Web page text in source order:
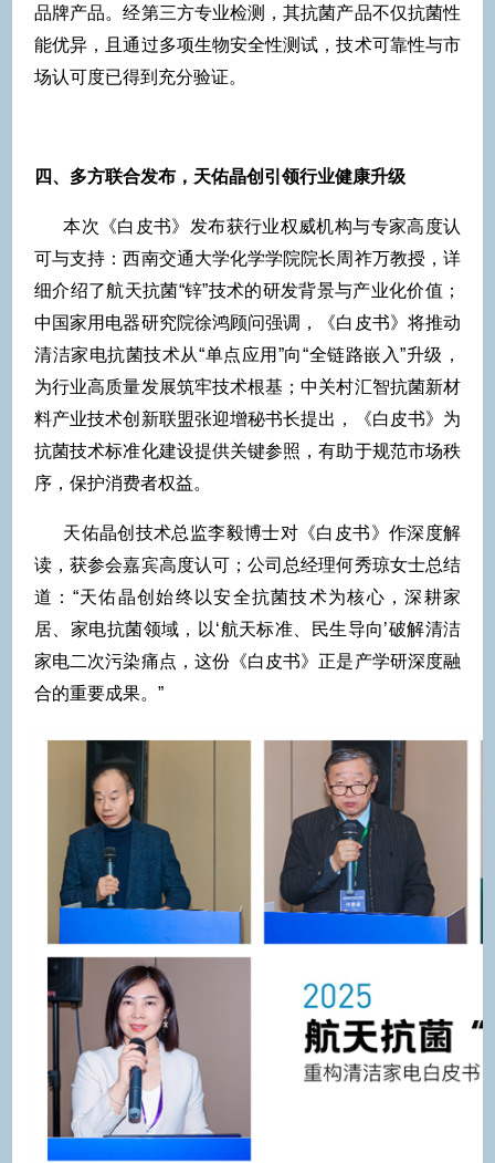
品牌产品。经第三方专业检测，其抗菌产品不仅抗菌性
能优异，且通过多项生物安全性测试，技术可靠性与市
场认可度已得到充分验证。
四、多方联合发布，天佑晶创引领行业健康升级
本次《白皮书》发布获行业权威机构与专家高度认
可与支持：西南交通大学化学学院院长周祚万教授，详
细介绍了航天抗菌“锌”技术的研发背景与产业化价值；
中国家用电器研究院徐鸿顾问强调，《白皮书》将推动
清洁家电抗菌技术从“单点应用”向“全链路嵌入”升级，
为行业高质量发展筑牢技术根基；中关村汇智抗菌新材
料产业技术创新联盟张迎增秘书长提出，《白皮书》为
抗菌技术标准化建设提供关键参照，有助于规范市场秩
序，保护消费者权益。
天佑晶创技术总监李毅博士对《白皮书》作深度解
读，获参会嘉宾高度认可；公司总经理何秀琼女士总结
道：“天佑晶创始终以安全抗菌技术为核心，深耕家
居、家电抗菌领域，以‘航天标准、民生导向’破解清洁
家电二次污染痛点，这份《白皮书》正是产学研深度融
合的重要成果。”